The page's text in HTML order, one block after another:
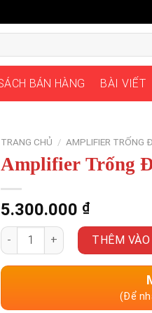
BÁN HÀNG BÀI VIẾT
TRANG CHỦ / AMPLIFIER TRỐNG
Amplifier Trống
5.300.000 ₫
Amplifier Trống ĐiệnTHÊM
(Để